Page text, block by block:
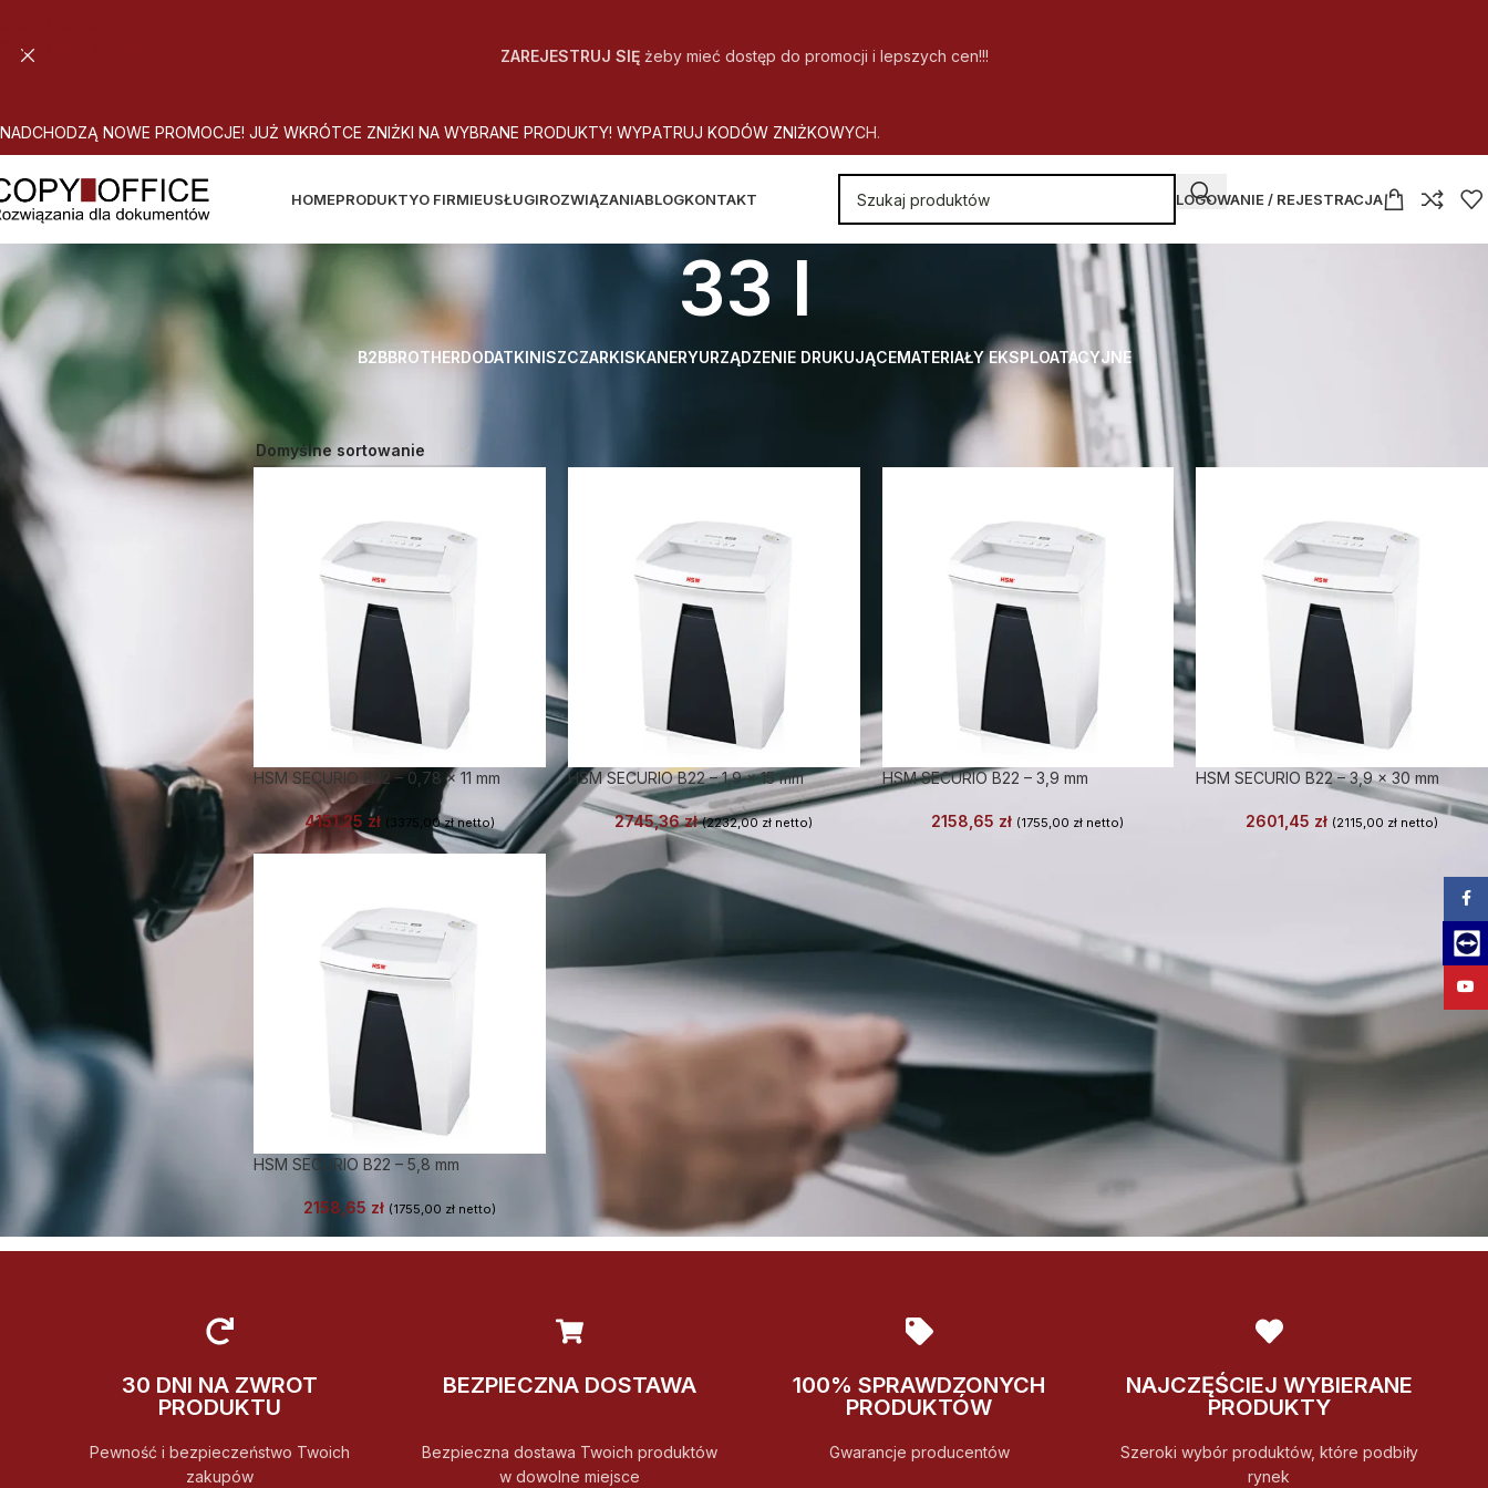
Skip to main content
ZAREJESTRUJ SIĘżeby mieć dostęp do promocji i lepszych cen!!!
NADCHODZĄ NOWE PROMOCJE! JUŻ WKRÓTCE ZNIŻKI NA WYBRANE PRODUKTY! WYPATRUJ KODÓW ZNIŻKOWYCH.
HOMEPRODUKTYO FIRMIEUSŁUGIROZWIĄZANIABLOGKONTAKT LOGOWANIE / REJESTRACJA
33 l
B2BBROTHERDODATKINISZCZARKISKANERYURZĄDZENIE DRUKUJĄCEMATERIAŁY EKSPLOATACYJNE
Strona główna
HSM SECURIO B22 – 0,78 x 11 mm
4151,25 zł 3375,00złnetto)
HSM SECURIO B22 – 1,9 x 15 mm
2745,36zł (2232,00zł netto)
HSM SECURIO B22 – 3,9 mm
2158,65 zł (1755,00 zł netto)
HSM SECURIO B22 – 3,9 x 30 mm
2601,45 zł (2115,00 zł netto)
HSM SECURIO B22 – 5,8 mm
2158,65 zł (1755,00 złnetto)
30 DNI NA ZWROT
PRODUKTU
Pewność i bezpieczeństwo Twoich
zakupów
BEZPIECZNA DOSTAWA
Bezpieczna dostawa Twoich produktów
w dowolne miejsce
100% SPRAWDZONYCH
PRODUKTÓW
Gwarancje producentów
NAJCZĘŚCIEJ WYBIERANE
PRODUKTY
Szeroki wybór produktów, które podbiły
rynek